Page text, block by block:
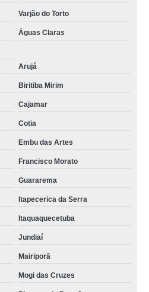
PLANURA
Barueri
Campina Grande do Sul
Valadares
PLANURA
Correntina
Juquitiba
decantação Bocaiúva do Sul
Pires
Varjão do Torto
Águas Claras
Arujá
Biritiba Mirim
Cajamar
Cotia
Embu das Artes
Francisco Morato
Guararema
Itapecerica da Serra
Itaquaquecetuba
Jundiaí
Mairiporã
Mogi das Cruzes